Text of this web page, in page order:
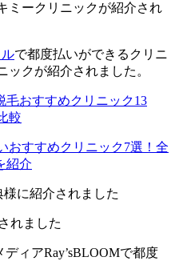
ミークリニックが紹介され
で都度払いができるクリニ
ックが紹介されました。
毛おすすめクリニック13
較
おすすめクリニック7選！全
紹介
様に紹介されました
れました
ディアRay’sBLOOMで都度